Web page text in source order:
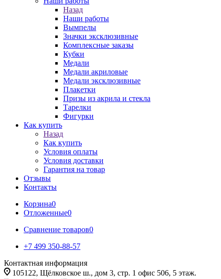
Назад
Наши работы
Вымпелы
Значки эксклюзивные
Комплексные заказы
Кубки
Медали
Медали акриловые
Медали эксклюзивные
Плакетки
Призы из акрила и стекла
Тарелки
Фигурки
Как купить
Назад
Как купить
Условия оплаты
Условия доставки
Гарантия на товар
Отзывы
Контакты
Корзина0
Отложенные0
Сравнение товаров0
+7 499 350-88-57
Контактная информация
105122, Щёлковское ш., дом 3, стр. 1 офис 506, 5 этаж.